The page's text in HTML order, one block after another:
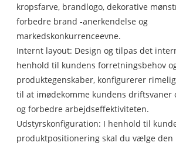
kropsfarve, brandlogo, dekorative
forbedre brand -anerkendelse og
markedskonkurrenceevne.
Internt layout: Design og tilpas det
henhold til kundens forretningsbehov
produktegenskaber, konfigurerer
til at imødekomme kundens driftsvaner
og forbedre arbejdseffektiviteten.
Udstyrskonfiguration: I henhold til
produktpositionering skal du vælge den